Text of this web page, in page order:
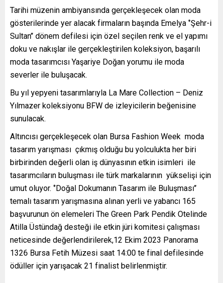
Tarihi müzenin ambiyansında gerçekleşecek olan moda
gösterilerinde yer alacak firmaların başında Emelya ‘’Şehr-i
Sultan’’ dönem defilesi için özel seçilen renk ve el yapımı
doku ve nakışlar ile gerçekleştirilen koleksiyon, başarılı
moda tasarımcısı Yaşariye Doğan yorumu ile moda
severler ile buluşacak.
Bu yıl yepyeni tasarımlarıyla La Mare Collection – Deniz
Yılmazer koleksiyonu BFW de izleyicilerin beğenisine
sunulacak.
Altıncısı gerçekleşecek olan Bursa Fashion Week moda
tasarım yarışması çıkmış olduğu bu yolculukta her biri
birbirinden değerli olan iş dünyasının etkin isimleri ile
tasarımcıların buluşması ile türk markalarının yükselişi için
umut oluyor. ‘’Doğal Dokumanın Tasarım ile Buluşması’’
temalı tasarım yarışmasına alınan yerli ve yabancı 165
başvurunun ön elemeleri The Green Park Pendik Otelinde
Atilla Üstündağ desteği ile etkin jüri komitesi çalışması
neticesinde değerlendirilerek,12 Ekim 2023 Panorama
1326 Bursa Fetih Müzesi saat 14:00 te final defilesinde
ödüller için yarışacak 21 finalist belirlenmiştir.